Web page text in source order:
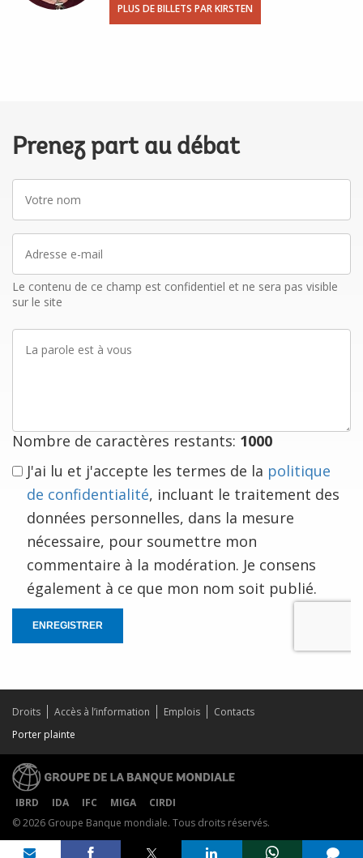
PLUS DE BILLETS PAR KIRSTEN
Prenez part au débat
nom
mail
Le contenu de ce champ est confidentiel et ne sera pas visible
sur le site
parole
Nombre de caractères restants: 1000
J'ai lu et j'accepte les termes de la politique
de confidentialité, incluant le traitement des
données personnelles, dans la mesure
nécessaire, pour soumettre mon
commentaire à la modération. Je consens
également à ce que mon nom soit publié.
ENREGISTRER
Share on
comments added
Droits Accès à l’information Emplois
Contacts
Porter plainte
IBRD IDA IFC MIGA
CIRDI
© 2026 Groupe Banque mondiale. Tous droits réservés.